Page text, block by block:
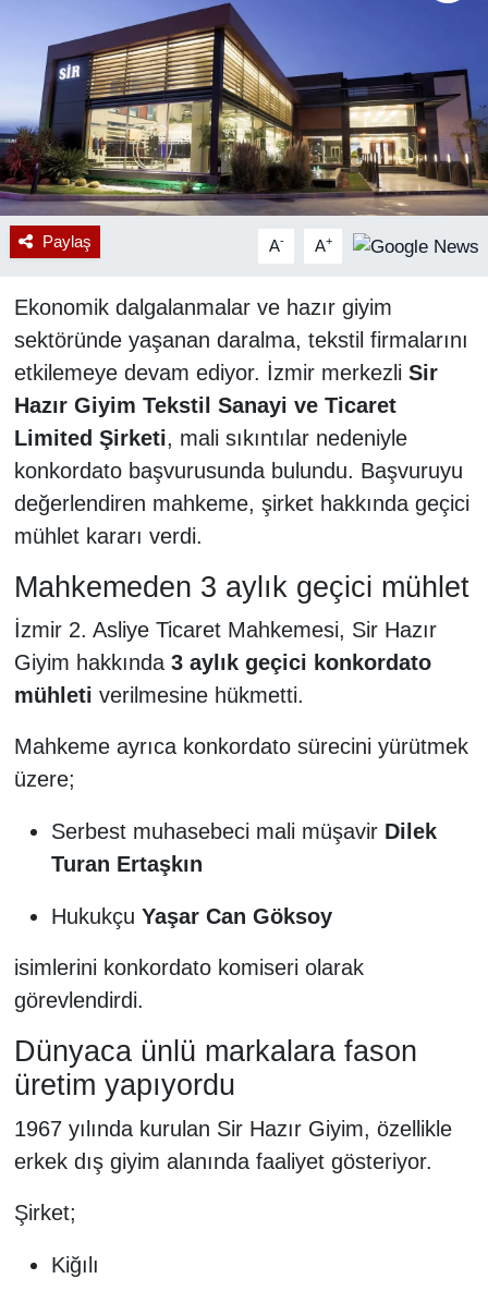
Paylaş A- A+
Ekonomik dalgalanmalar ve hazır giyim
sektöründe yaşanan daralma, tekstil firmalarını
etkilemeye devam ediyor. İzmir merkezli Sir
Hazır Giyim Tekstil Sanayi ve Ticaret
Limited Şirketi, mali sıkıntılar nedeniyle
konkordato başvurusunda bulundu. Başvuruyu
değerlendiren mahkeme, şirket hakkında geçici
mühlet kararı verdi.
Mahkemeden 3 aylık geçici mühlet
İzmir 2. Asliye Ticaret Mahkemesi, Sir Hazır
Giyim hakkında 3 aylık geçici konkordato
mühleti verilmesine hükmetti.
Mahkeme ayrıca konkordato sürecini yürütmek
üzere;
Serbest muhasebeci mali müşavir Dilek
Turan Ertaşkın
Hukukçu Yaşar Can Göksoy
isimlerini konkordato komiseri olarak
görevlendirdi.
Dünyaca ünlü markalara fason
üretim yapıyordu
1967 yılında kurulan Sir Hazır Giyim, özellikle
erkek dış giyim alanında faaliyet gösteriyor.
Şirket;
Kiğılı